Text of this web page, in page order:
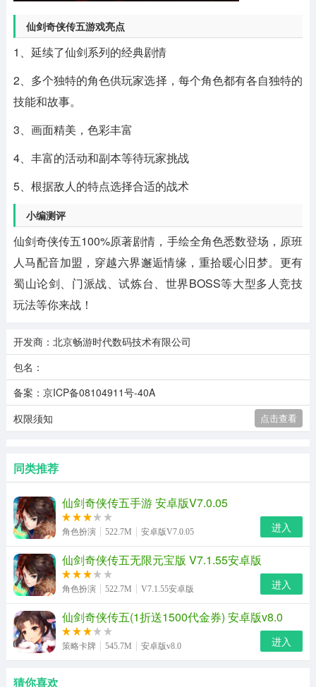
仙剑奇侠传五游戏亮点
1、延续了仙剑系列的经典剧情
2、多个独特的角色供玩家选择，每个角色都有各自独特的
技能和故事。
3、画面精美，色彩丰富
4、丰富的活动和副本等待玩家挑战
5、根据敌人的特点选择合适的战术
小编测评
仙剑奇侠传五100%原著剧情，手绘全角色悉数登场，原班
人马配音加盟，穿越六界邂逅情缘，重拾暖心旧梦。更有
蜀山论剑、门派战、试炼台、世界BOSS等大型多人竞技
玩法等你来战！
开发商：北京畅游时代数码技术有限公司
包名：
备案：京ICP备08104911号-40A
权限须知
点击查看
同类推荐
仙剑奇侠传五手游 安卓版V7.0.05
角色扮演 522.7M 安卓版V7.0.05 进入
仙剑奇侠传五无限元宝版 V7.1.55安卓版
角色扮演 522.7M V7.1.55安卓版 进入
仙剑奇侠传五(1折送1500代金券) 安卓版v8.0
策略卡牌 545.7M 安卓版v8.0 进入
猜你喜欢